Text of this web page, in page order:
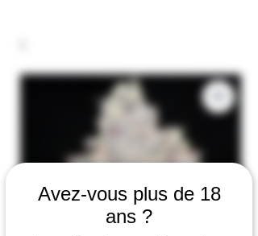
Avez-vous plus de 18
ans ?